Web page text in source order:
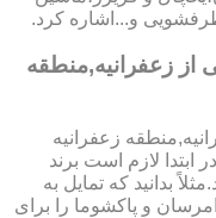
و...اشاره کرد.
زعفرانیه,منطقه
زعفرانیه
لازم است برند
بدانید که تمایل به
و پاکشوما را برای